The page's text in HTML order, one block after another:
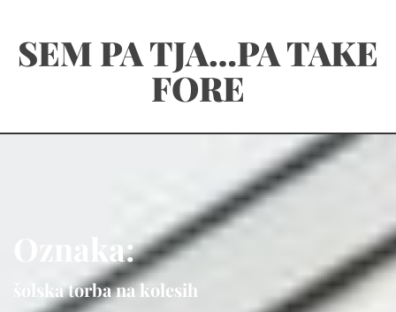
content
SEM PA TJA…PA TAKE
FORE
Oznaka:
šolska torba na kolesih